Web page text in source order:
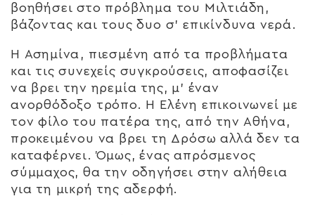
βοηθήσει στο πρόβλημα του Μιλτιάδη,
βάζοντας και τους δυο σ’ επικίνδυνα νερά.
Η Ασημίνα, πιεσμένη από τα προβλήματα
και τις συνεχείς συγκρούσεις, αποφασίζει
να βρει την ηρεμία της, μ’ έναν
ανορθόδοξο τρόπο. Η Ελένη επικοινωνεί με
τον φίλο του πατέρα της, από την Αθήνα,
προκειμένου να βρει τη Δρόσω αλλά δεν τα
καταφέρνει. Όμως, ένας απρόσμενος
σύμμαχος, θα την οδηγήσει στην αλήθεια
για τη μικρή της αδερφή.